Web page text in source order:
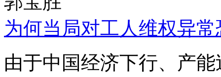
为何当局对工人维权异
由于中国经济下行、产